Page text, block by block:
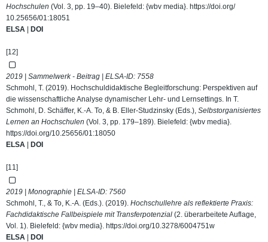
Hochschulen (Vol. 3, pp. 19–40). Bielefeld: {wbv media}. https://doi.org/
10.25656/01:18051
ELSA
DOI
[12]
2019 | Sammelwerk - Beitrag | ELSA-ID: 7558
Schmohl, T. (2019). Hochschuldidaktische Begleitforschung: Perspektiven auf
die wissenschaftliche Analyse dynamischer Lehr- und Lernsettings. In T.
Schmohl, D. Schäffer, K.-A. To, & B. Eller-Studzinsky (Eds.), Selbstorganisiertes
Lernen an Hochschulen (Vol. 3, pp. 179–189). Bielefeld: {wbv media}.
https://doi.org/10.25656/01:18050
ELSA
DOI
[11]
2019 | Monographie | ELSA-ID: 7560
Schmohl, T., & To, K.-A. (Eds.). (2019). Hochschullehre als reflektierte Praxis:
Fachdidaktische Fallbeispiele mit Transferpotenzial (2. überarbeitete Auflage,
Vol. 1). Bielefeld: {wbv media}. https://doi.org/10.3278/6004751w
ELSA
DOI